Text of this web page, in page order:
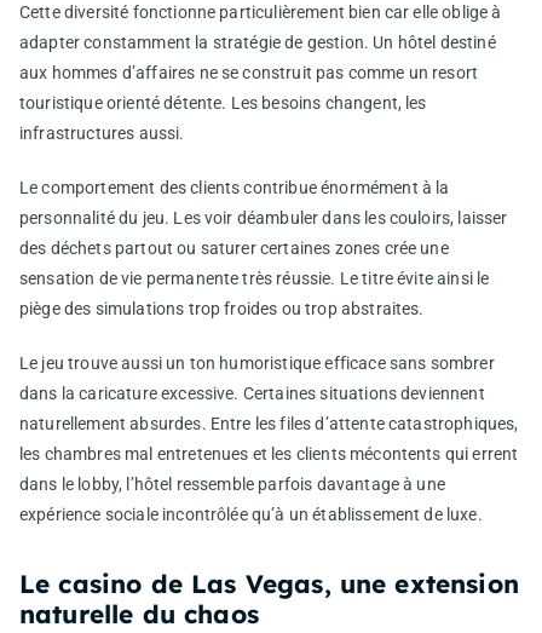
Cette diversité fonctionne particulièrement bien car elle oblige à
adapter constamment la stratégie de gestion. Un hôtel destiné
aux hommes d’affaires ne se construit pas comme un resort
touristique orienté détente. Les besoins changent, les
infrastructures aussi.
Le comportement des clients contribue énormément à la
personnalité du jeu. Les voir déambuler dans les couloirs, laisser
des déchets partout ou saturer certaines zones crée une
sensation de vie permanente très réussie. Le titre évite ainsi le
piège des simulations trop froides ou trop abstraites.
Le jeu trouve aussi un ton humoristique efficace sans sombrer
dans la caricature excessive. Certaines situations deviennent
naturellement absurdes. Entre les files d’attente catastrophiques,
les chambres mal entretenues et les clients mécontents qui errent
dans le lobby, l’hôtel ressemble parfois davantage à une
expérience sociale incontrôlée qu’à un établissement de luxe.
Le casino de Las Vegas, une extension
naturelle du chaos